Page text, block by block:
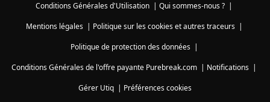
Conditions Générales d'Utilisation | Qui sommes-nous ? |
Mentions légales| Politique sur les cookies et autres traceurs|
Politique de protection des données|
Conditions Générales de l'offre payante Purebreak.com | Notifications |
Gérer Utiq | Préférences cookies